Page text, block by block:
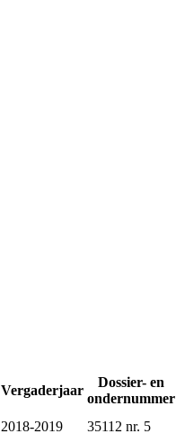
Vergaderjaar
Dossier- en
ondernummer
2018-2019 35112 nr. 5